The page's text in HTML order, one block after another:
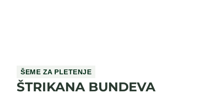
ŠEME ZA PLETENJE
ŠTRIKANA BUNDEVA